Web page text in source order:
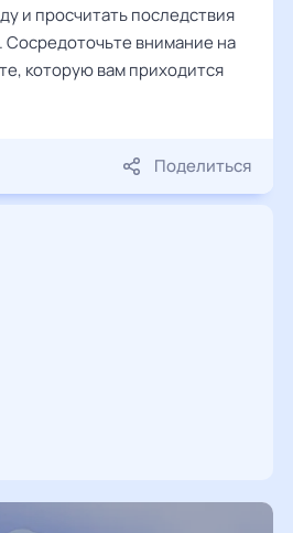
и просчитать последствия
Сосредоточьте внимание на
которую вам приходится
Поделиться